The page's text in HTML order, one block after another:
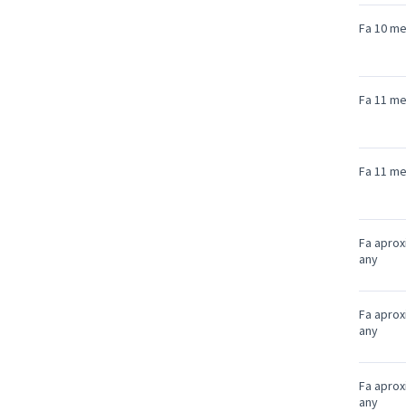
Fa 10
Fa 11
Fa 11
Fa
any
Fa
any
Fa
any